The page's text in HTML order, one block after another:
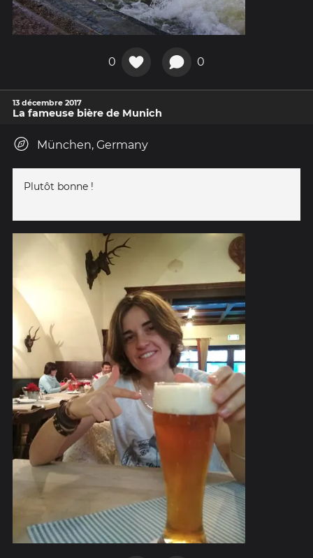
0 0
13 décembre 2017
La fameuse bière de Munich
München, Germany
Plutôt bonne !